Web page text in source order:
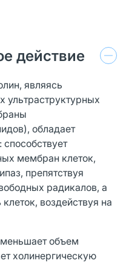
действие
являясь
ультраструктурных
обладает
мембран клеток,
препятствуя
радикалов, а
воздействуя на
объем
холинергическую